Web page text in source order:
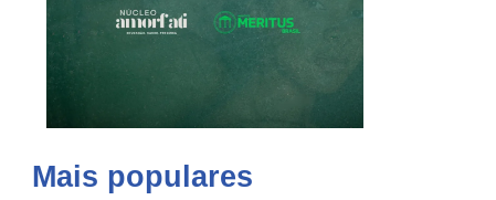
Mais populares